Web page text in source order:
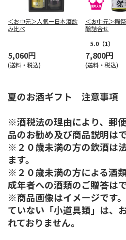
＜お中元＞人気一日本酒飲
み比べ
5,060円
(送料・税込)
＜お中元＞獺
醸詰合せ
5.0 （1）
7,800円
(送料・税込)
夏のお酒ギフト 注意事項
※酒税法の理由により、郵
品のお勧め及び商品説明は
※２０歳未満の方の飲酒は
ます。
※２０歳未満の方による酒
成年者への酒類のご贈答は
※商品画像はイメージです
ていない「小道具類」は、
れておりません。